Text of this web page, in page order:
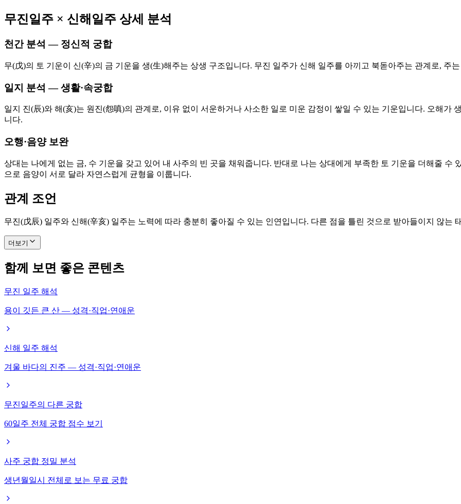
무진일주 × 신해 일주 상세 분석
천간 분석 — 정신적 궁합
무(戊)의 토 기운이 신(辛)의 금 기운을 생(生)해주는 상생 구조입니다. 무진 일주가 신해 일주를 아끼고 북돋아주는 관계로, 주
일지 분석 — 생활·속궁합
일지 진(辰)와 해(亥)는 원진(怨嗔)의 관계로, 이유 없이 서운하거나 사소한 일로 미운 감정이 쌓일 수 있는 기운입니다. 오해가
니다.
오행·음양 보완
상대는 나에게 없는 금, 수 기운을 갖고 있어 내 사주의 빈 곳을 채워줍니다. 반대로 나는 상대에게 부족한 토 기운을 더해줄 수
으로 음양이 서로 달라 자연스럽게 균형을 이룹니다.
관계 조언
무진(戊辰) 일주와 신해(辛亥) 일주는 노력에 따라 충분히 좋아질 수 있는 인연입니다. 다른 점을 틀린 것으로 받아들이지 않는
더보기
함께 보면 좋은 콘텐츠
무진 일주 해석
용이 깃든 큰 산 — 성격·직업·연애운
신해 일주 해석
겨울 바다의 진주 — 성격·직업·연애운
무진일주의 다른 궁합
60일주 전체 궁합 점수 보기
사주 궁합 정밀 분석
생년월일시 전체로 보는 무료 궁합